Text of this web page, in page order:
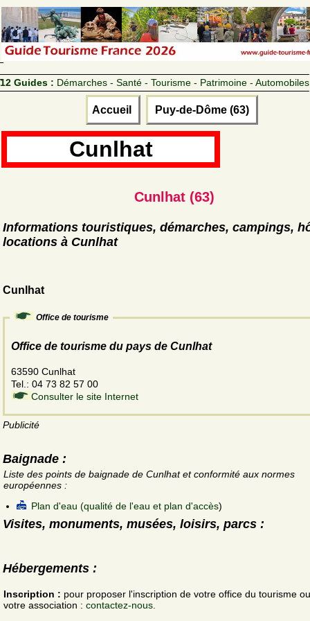
12 Guides : Démarches - Santé - Tourisme - Patrimoine - Automobiles
Accueil Puy-de-Dôme (63)
Cunlhat
Cunlhat (63)
Informations touristiques, démarches, campings,
locations à Cunlhat
Cunlhat
Office de tourisme
Office de tourisme du pays de Cunlhat
63590 Cunlhat
Tel.: 04 73 82 57 00
Consulter le site Internet
Publicité
Baignade :
Liste des points de baignade de Cunlhat et conformité aux normes
européennes :
Plan d'eau (qualité de l'eau et plan d'accès)
Visites, monuments, musées, loisirs, parcs :
Hébergements :
Inscription : pour proposer l'inscription de votre office du tourisme
votre association : contactez-nous.